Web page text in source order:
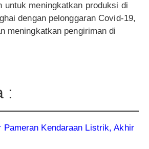
untuk meningkatkan produksi di
dengan pelonggaran Covid-19,
meningkatkan pengiriman di
:
Pameran Kendaraan Listrik, Akhir